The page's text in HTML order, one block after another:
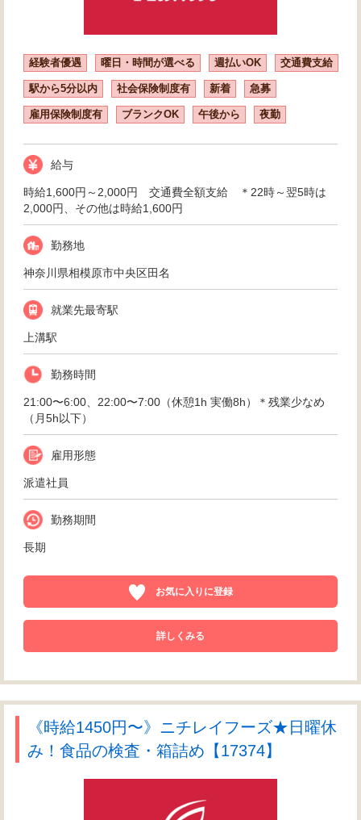
経験者優遇 曜日・時間が選べる 週払いOK 交通費支給
駅から5分以内 社会保険制度有 新着 急募
雇用保険制度有 ブランクOK 午後から 夜勤
給与
時給1,600円～2,000円 交通費全額支給 ＊22時～翌5時は
2,000円、その他は時給1,600円
勤務地
神奈川県相模原市中央区田名
就業先最寄駅
上溝駅
勤務時間
21:00〜6:00、22:00〜7:00（休憩1h 実働8h）＊残業少なめ
（月5h以下）
雇用形態
派遣社員
勤務期間
長期
お気に入りに登録
詳しくみる
《時給1450円〜》ニチレイフーズ★日曜休
み！食品の検査・箱詰め【17374】